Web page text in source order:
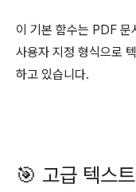
이 기본 함수는 PDF 문
사용자 지정 형식으로
하고 있습니다.
🎯 고급 텍스